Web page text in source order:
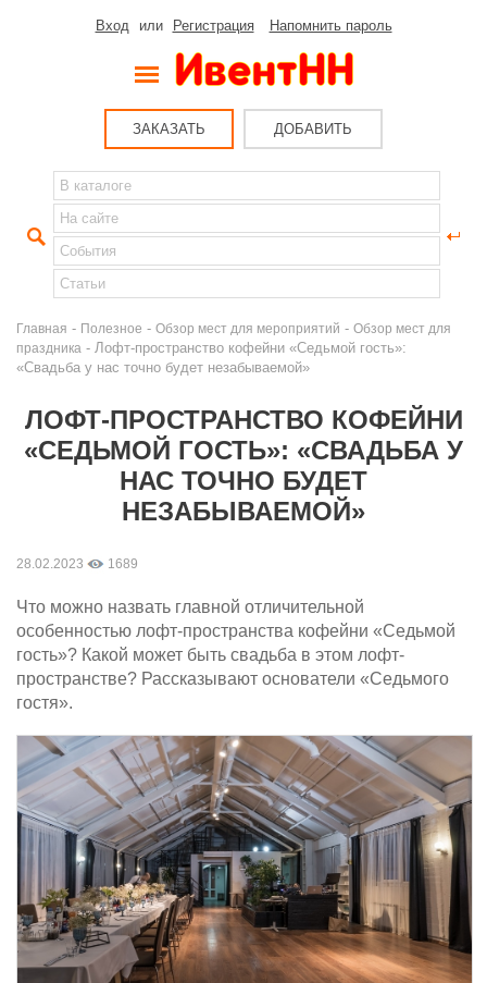
Вход или Регистрация Напомнить пароль
ЗАКАЗАТЬ ДОБАВИТЬ
Главная - Полезное - Обзор мест для мероприятий - Обзор мест для
праздника - Лофт-пространство кофейни «Седьмой гость»:
«Свадьба у нас точно будет незабываемой»
ЛОФТ-ПРОСТРАНСТВО КОФЕЙНИ
«СЕДЬМОЙ ГОСТЬ»: «СВАДЬБА У
НАС ТОЧНО БУДЕТ
НЕЗАБЫВАЕМОЙ»
28.02.2023 1689
Что можно назвать главной отличительной
особенностью лофт-пространства кофейни «Седьмой
гость»? Какой может быть свадьба в этом лофт-
пространстве? Рассказывают основатели «Седьмого
гостя».